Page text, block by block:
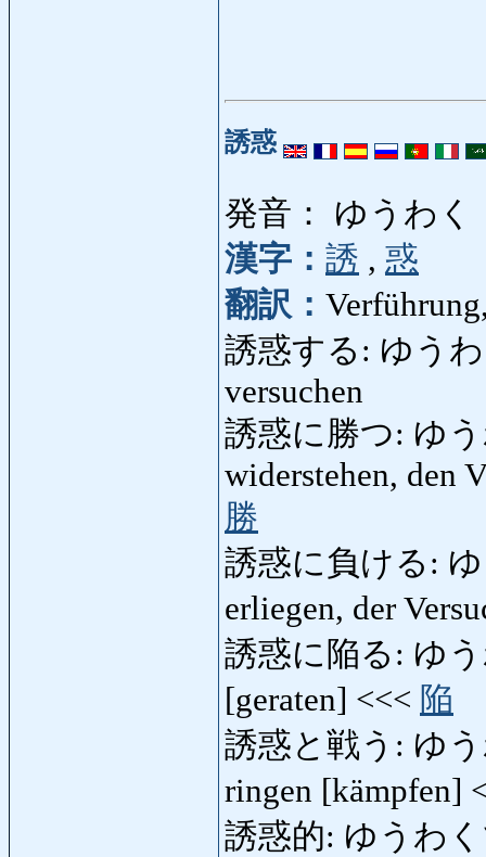
誘惑
発音： ゆうわく
漢字： 誘 , 惑
翻訳：
誘惑する: ゆうわ
versuchen
誘惑に勝つ: ゆ
widerstehen, den
勝
誘惑に負ける:
erliegen, der
誘惑に陥る: ゆ
[geraten] <<< 陥
誘惑と戦う: ゆ
ringen [kämpfen]
誘惑的: ゆうわ